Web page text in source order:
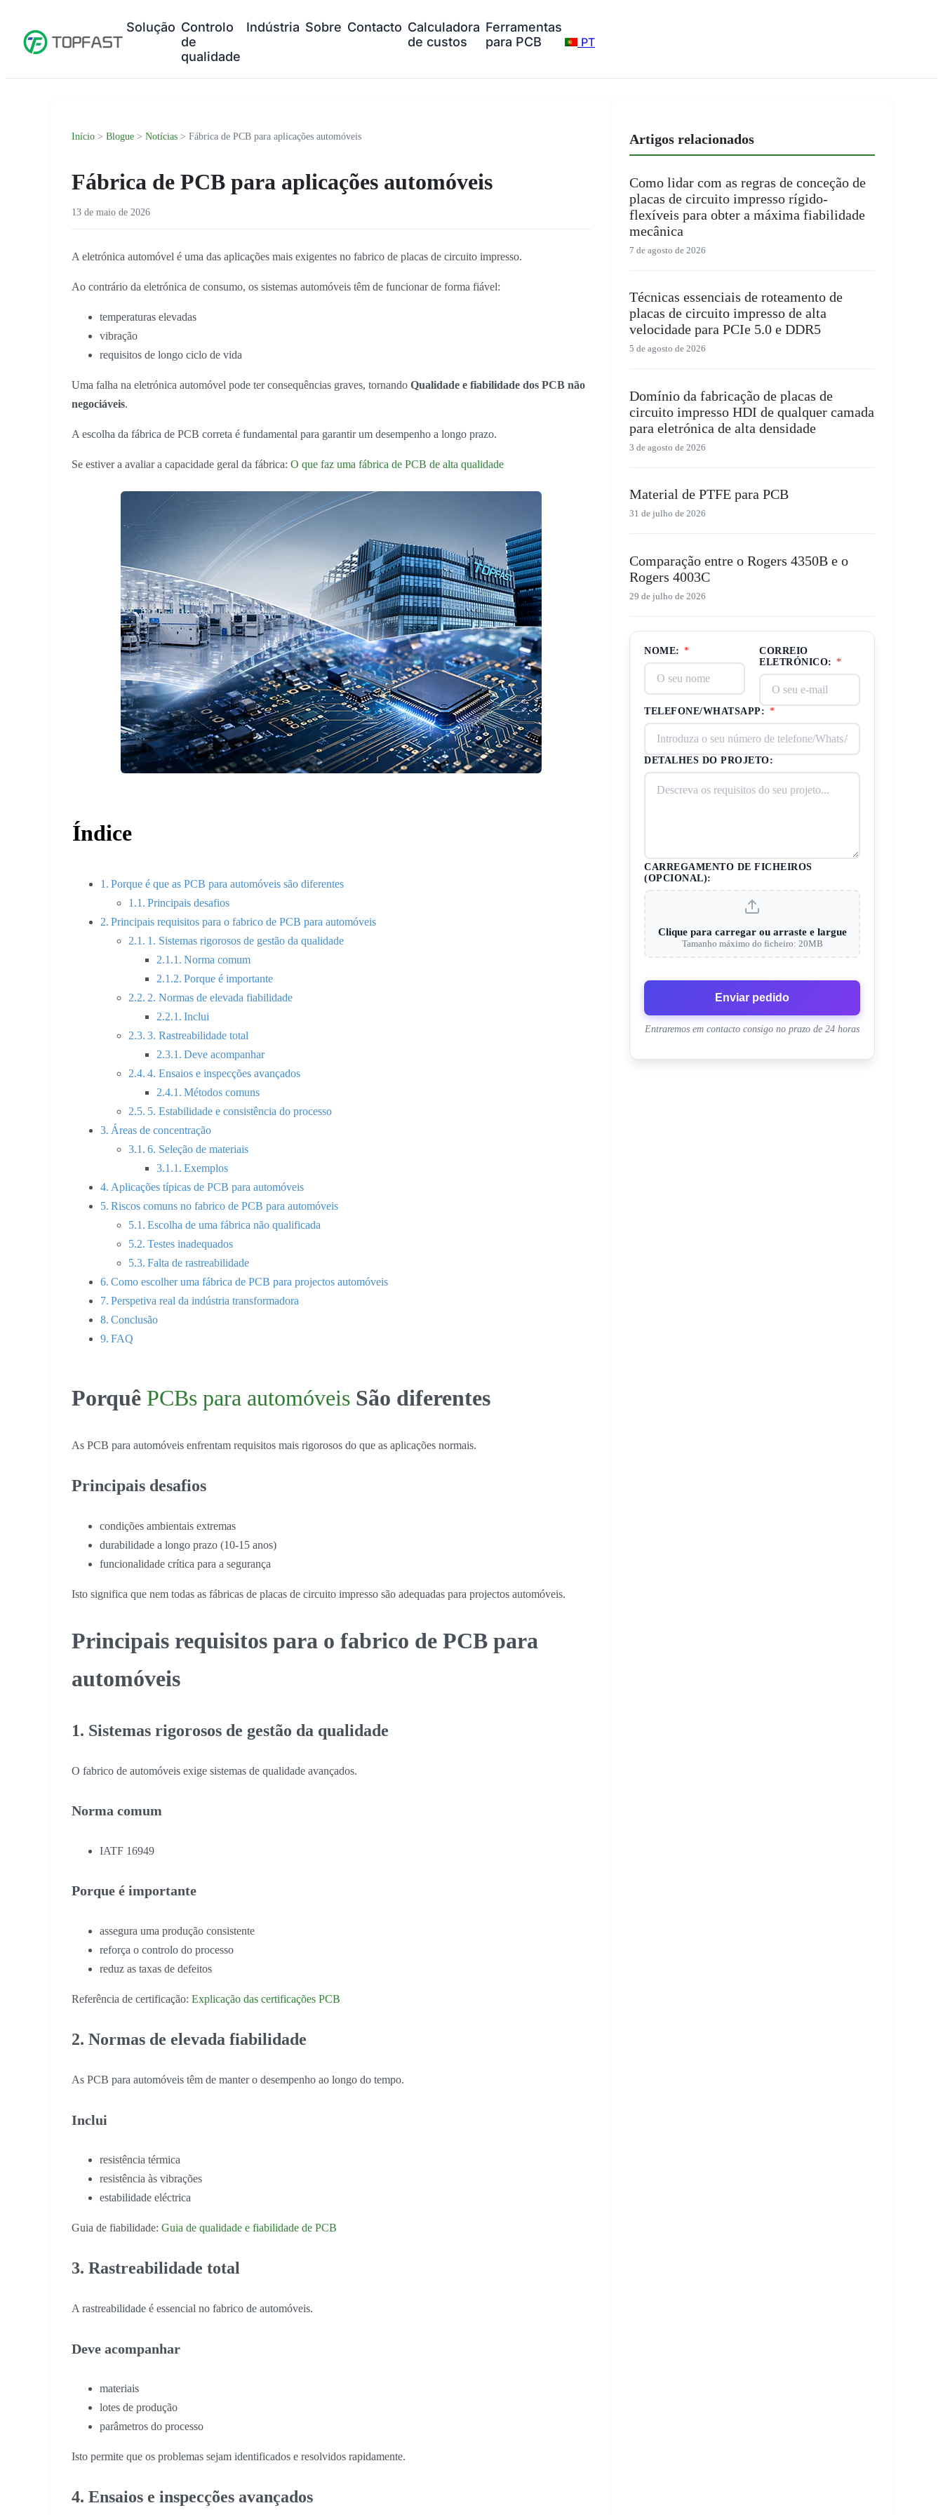
Solução Controlo
de
qualidade
Indústria Sobre Contacto Calculadora
de custos
Ferramentas
para PCB
PT
Início > Blogue > Notícias > Fábrica de PCB para aplicações automóveis
Fábrica de PCB para aplicações automóveis
13 de maio de 2026
A eletrónica automóvel é uma das aplicações mais exigentes no fabrico de placas de circuito impresso.
Ao contrário da eletrónica de consumo, os sistemas automóveis têm de funcionar de forma fiável:
temperaturas elevadas
vibração
requisitos de longo ciclo de vida
Uma falha na eletrónica automóvel pode ter consequências graves, tornando Qualidade e fiabilidade dos PCB não
negociáveis.
A escolha da fábrica de PCB correta é fundamental para garantir um desempenho a longo prazo.
Se estiver a avaliar a capacidade geral da fábrica: O que faz uma fábrica de PCB de alta qualidade
Índice
Porque é que as PCB para automóveis são diferentes
Principais desafios
Principais requisitos para o fabrico de PCB para automóveis
1. Sistemas rigorosos de gestão da qualidade
Norma comum
Porque é importante
2. Normas de elevada fiabilidade
Inclui
3. Rastreabilidade total
Deve acompanhar
4. Ensaios e inspecções avançados
Métodos comuns
5. Estabilidade e consistência do processo
Áreas de concentração
6. Seleção de materiais
Exemplos
Aplicações típicas de PCB para automóveis
Riscos comuns no fabrico de PCB para automóveis
Escolha de uma fábrica não qualificada
Testes inadequados
Falta de rastreabilidade
Como escolher uma fábrica de PCB para projectos automóveis
Perspetiva real da indústria transformadora
Conclusão
FAQ
Porquê PCBs para automóveis São diferentes
As PCB para automóveis enfrentam requisitos mais rigorosos do que as aplicações normais.
Principais desafios
condições ambientais extremas
durabilidade a longo prazo (10-15 anos)
funcionalidade crítica para a segurança
Isto significa que nem todas as fábricas de placas de circuito impresso são adequadas para projectos automóveis.
Principais requisitos para o fabrico de PCB para
automóveis
1. Sistemas rigorosos de gestão da qualidade
O fabrico de automóveis exige sistemas de qualidade avançados.
Norma comum
IATF 16949
Porque é importante
assegura uma produção consistente
reforça o controlo do processo
reduz as taxas de defeitos
Referência de certificação: Explicação das certificações PCB
2. Normas de elevada fiabilidade
As PCB para automóveis têm de manter o desempenho ao longo do tempo.
Inclui
resistência térmica
resistência às vibrações
estabilidade eléctrica
Guia de fiabilidade: Guia de qualidade e fiabilidade de PCB
3. Rastreabilidade total
A rastreabilidade é essencial no fabrico de automóveis.
Deve acompanhar
materiais
lotes de produção
parâmetros do processo
Isto permite que os problemas sejam identificados e resolvidos rapidamente.
4. Ensaios e inspecções avançados
Artigos relacionados
Como lidar com as regras de conceção de
placas de circuito impresso rígido-
flexíveis para obter a máxima fiabilidade
mecânica
7 de agosto de 2026
Técnicas essenciais de roteamento de
placas de circuito impresso de alta
velocidade para PCIe 5.0 e DDR5
5 de agosto de 2026
Domínio da fabricação de placas de
circuito impresso HDI de qualquer camada
para eletrónica de alta densidade
3 de agosto de 2026
Material de PTFE para PCB
31 de julho de 2026
Comparação entre o Rogers 4350B e o
Rogers 4003C
29 de julho de 2026
NOME: *
CORREIO
ELETRÓNICO: *
TELEFONE/WHATSAPP: *
DETALHES DO PROJETO:
CARREGAMENTO DE FICHEIROS
(OPCIONAL):
Clique para carregar ou arraste e largue
Tamanho máximo do ficheiro: 20MB
Enviar pedido
Entraremos em contacto consigo no prazo de 24 horas